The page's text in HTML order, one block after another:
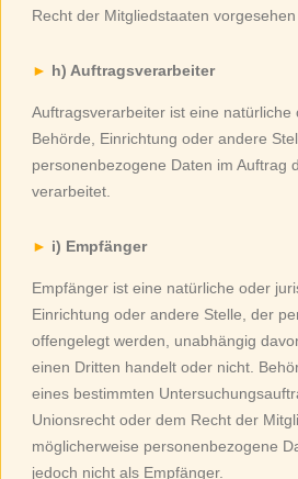
Recht der Mitgliedstaaten
h) Auftragsverarbeiter
Auftragsverarbeiter ist eine natürliche
Behörde, Einrichtung oder andere
personenbezogene Daten im Auftrag
verarbeitet.
i) Empfänger
Empfänger ist eine natürliche oder
Einrichtung oder andere Stelle, der
offengelegt werden, unabhängig
einen Dritten handelt oder nicht.
eines bestimmten
Unionsrecht oder dem Recht der
möglicherweise personenbezogene
jedoch nicht als Empfänger.